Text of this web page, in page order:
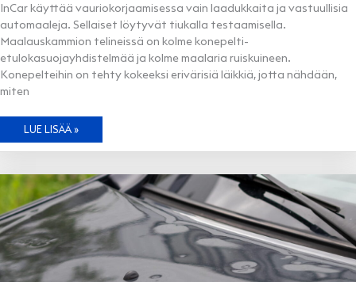
InCar käyttää vauriokorjaamisessa vain laadukkaita ja vastuullisia
automaaleja. Sellaiset löytyvät tiukalla testaamisella.
Maalauskammion telineissä on kolme konepelti-
etulokasuojayhdistelmää ja kolme maalaria ruiskuineen.
Konepelteihin on tehty kokeeksi erivärisiä läikkiä, jotta nähdään,
miten
KAUNIIN
METSÄSTÄJÄT
LUE LISÄÄ »